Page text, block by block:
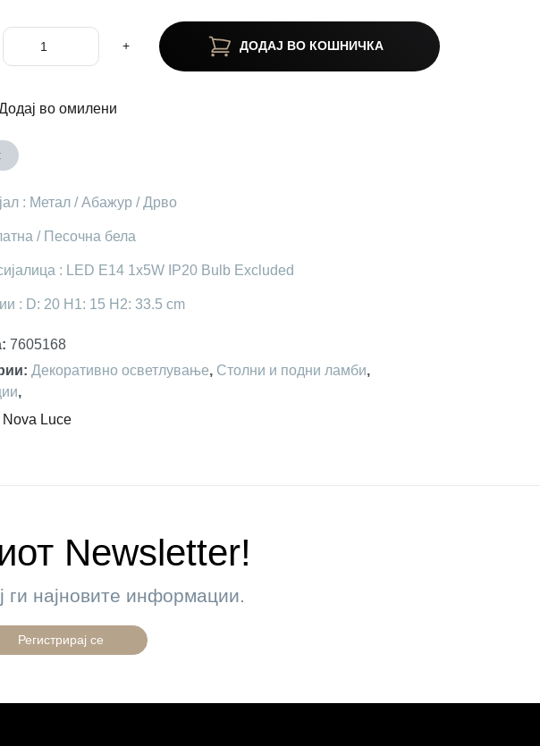
+ ДОДАЈ ВО КОШНИЧКА
во омилени
: Метал / Абажур / Дрво
/ Песочна бела
: LED E14 1x5W IP20 Bulb Excluded
: D: 20 H1: 15 H2: 33.5 cm
: 7605168
: Декоративно осветлување, Столни и подни ламби,
,
Nova Luce
Newsletter!
ги најновите информации.
Регистрирај се